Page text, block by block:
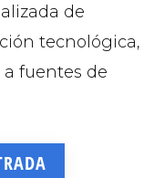
de
tecnológica,
fuentes de